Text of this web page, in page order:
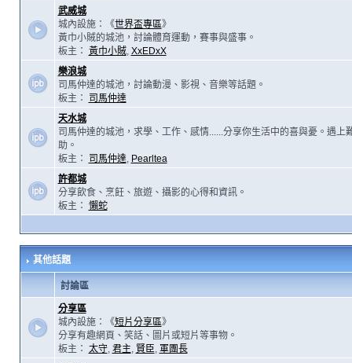
武威城
城內設施：《世界盃專區》
黃巾小賊的城池，討論體育運動，賽事與盛事。
板主： 黃巾小賊, XxEDxX
樂浪城
司馬仲達的城池，討論動漫、影視、音樂等話題。
板主：
司馬仲達
天水城
司馬仲達的城池，求學、工作、感情......分享你生活中的喜與憂。遇上
助。
板主：
司馬仲達, Pearltea
許都城
分享飲食、烹飪、旅遊、攝影的心得和資訊。
板主： 懶蛇
其他話題
討論區
分享區
城內設施：《短片分享區》
分享有趣網頁、笑話、圖片或短片等事物。
板主： 太守, 君主, 賢臣, 軍團長